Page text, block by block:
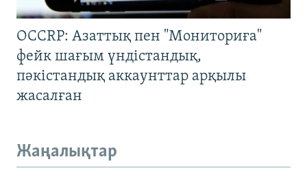
OCCRP: Азаттық пен "Мониториға"
фейк шағым үндістандық,
пәкістандық аккаунттар арқылы
жасалған
Жаңалықтар